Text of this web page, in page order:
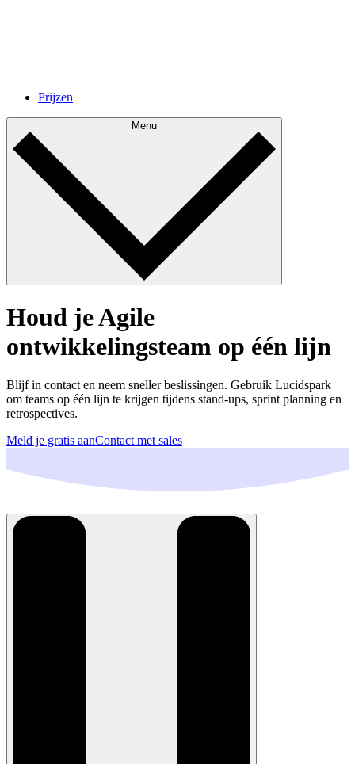
Prijzen
Menu
Houd je Agile
ontwikkelingsteam op één lijn
Blijf in contact en neem sneller beslissingen. Gebruik Lucidspark
om teams op één lijn te krijgen tijdens stand-ups, sprint planning en
retrospectives.
Meld je gratis aanContact met sales